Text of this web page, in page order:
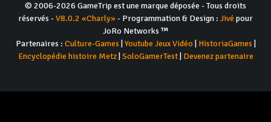
© 2006-2026 GameTrip est une marque déposée - Tous droits
réservés -V8.0.2 «Charly»- Programmation & Design : Jivépour
JoRo Networks ™
Partenaires : Culture-Games Youtube Jeux Vidéo| HistoriaGames
Encyclopédie histoire Metz| SoloGamerTest| Devenez partenaire